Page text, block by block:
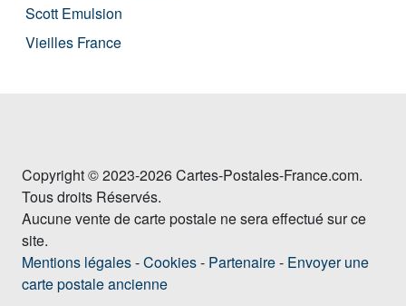
Scott Emulsion
Vieilles France
Copyright © 2023-2026 Cartes-Postales-France.com.
Tous droits Réservés.
Aucune vente de carte postale ne sera effectué sur ce
site.
Mentions légales-Cookies- Partenaire- Envoyer une
carte postale ancienne